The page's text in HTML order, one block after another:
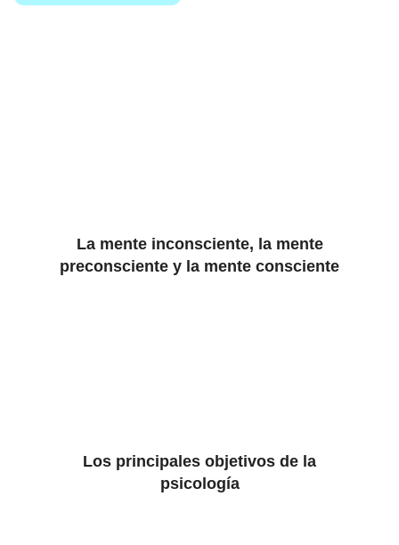
La mente inconsciente, la mente
preconsciente y la mente consciente
Los principales objetivos de la
psicología